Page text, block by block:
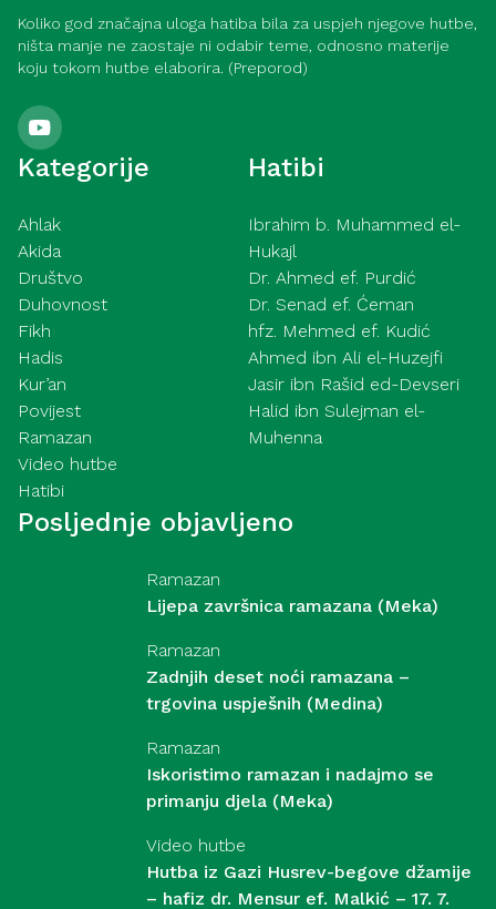
Koliko god značajna uloga hatiba bila za uspjeh njegove hutbe,
ništa manje ne zaostaje ni odabir teme, odnosno materije
koju tokom hutbe elaborira. (Preporod)
Kategorije
Ahlak
Akida
Društvo
Duhovnost
Fikh
Hadis
Kur’an
Povijest
Ramazan
Video hutbe
Hatibi
Hatibi
Ibrahim b. Muhammed el-
Hukajl
Dr. Ahmed ef. Purdić
Dr. Senad ef. Ćeman
hfz. Mehmed ef. Kudić
Ahmed ibn Ali el-Huzejfi
Jasir ibn Rašid ed-Devseri
Halid ibn Sulejman el-
Muhenna
Posljednje objavljeno
Ramazan
Lijepa završnica ramazana (Meka)
Ramazan
Zadnjih deset noći ramazana –
trgovina uspješnih (Medina)
Ramazan
Iskoristimo ramazan i nadajmo se
primanju djela (Meka)
Video hutbe
Hutba iz Gazi Husrev-begove džamije
– hafiz dr. Mensur ef. Malkić – 17. 7.